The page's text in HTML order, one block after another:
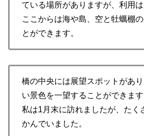
ている場所がありますが、利用は
ここからは海や島、空と牡蠣棚
とができます。
橋の中央には展望スポットがあ
い景色を一望することができます
私は1月末に訪れましたが、たく
かんでいました。